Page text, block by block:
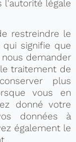
l'autorité légale
restreindre le
signifie que
demander
traitement de
plus
vous en
donné votre
données à
également le